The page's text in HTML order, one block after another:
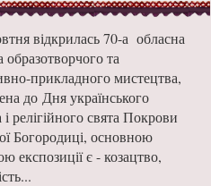
відкрилась 70-а обласна
образотворчого та
прикладного мистецтва,
до Дня українського
і релігійного свята Покрови
Богородиці, основною
експозиції є - козацтво,